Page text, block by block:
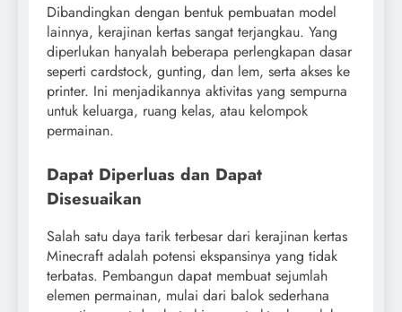
Dibandingkan dengan bentuk pembuatan model
lainnya, kerajinan kertas sangat terjangkau. Yang
diperlukan hanyalah beberapa perlengkapan dasar
seperti cardstock, gunting, dan lem, serta akses ke
printer. Ini menjadikannya aktivitas yang sempurna
untuk keluarga, ruang kelas, atau kelompok
permainan.
Dapat Diperluas dan Dapat
Disesuaikan
Salah satu daya tarik terbesar dari kerajinan kertas
Minecraft adalah potensi ekspansinya yang tidak
terbatas. Pembangun dapat membuat sejumlah
elemen permainan, mulai dari balok sederhana